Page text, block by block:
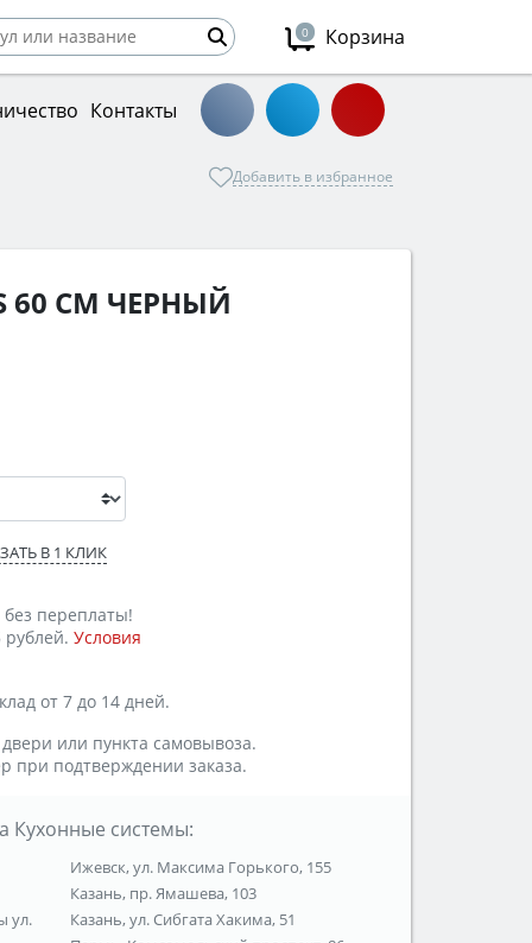
0 Корзина
Контакты
Добавить в избранное
60 СМ ЧЕРНЫЙ
В 1 КЛИК
переплаты!
Условия
от 7 до 14 дней.
или пункта самовывоза.
при подтверждении заказа.
Кухонные системы:
ул.
Ижевск, ул. Максима Горького, 155
Казань, пр. Ямашева, 103
Казань, ул. Сибгата Хакима, 51